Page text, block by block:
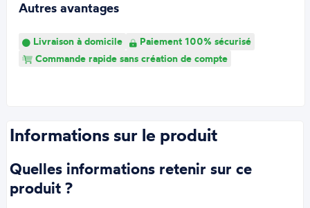
Autres avantages
Livraison à domicile
Paiement 100% sécurisé
Commande rapide sans création de compte
Informations sur le produit
Quelles informations retenir sur ce
produit ?